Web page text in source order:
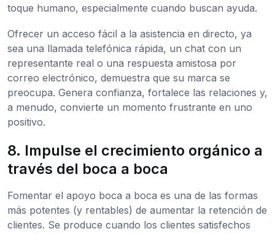
toque humano, especialmente cuando buscan ayuda.
Ofrecer un acceso fácil a la asistencia en directo, ya
sea una llamada telefónica rápida, un chat con un
representante real o una respuesta amistosa por
correo electrónico, demuestra que su marca se
preocupa. Genera confianza, fortalece las relaciones y,
a menudo, convierte un momento frustrante en uno
positivo.
8. Impulse el crecimiento orgánico a
través del boca a boca
Fomentar el apoyo boca a boca es una de las formas
más potentes (y rentables) de aumentar la retención de
clientes. Se produce cuando los clientes satisfechos